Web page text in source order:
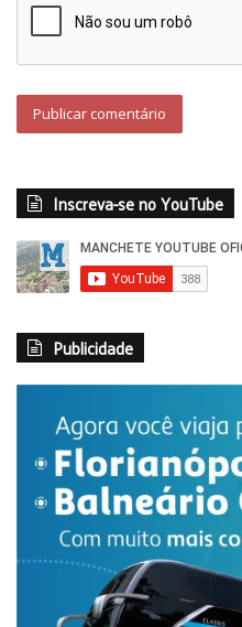
Inscreva-se no YouTube
Publicidade